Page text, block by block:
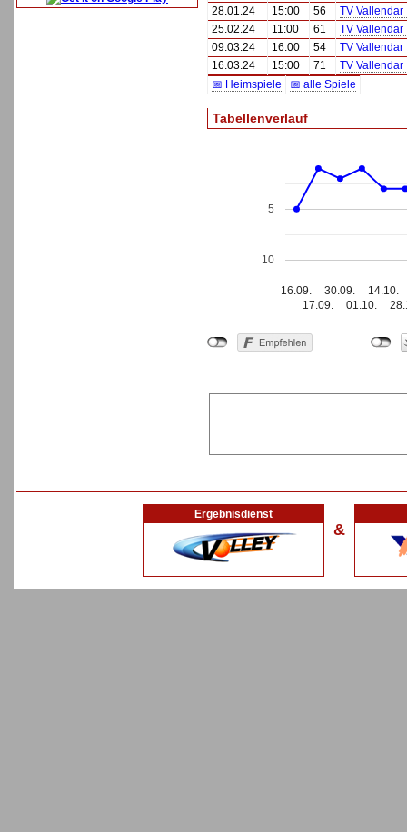
28.01.24
15:00 56
TV Vallendar
25.02.24
11:00 61
TV Vallendar
09.03.24
16:00 54
TV Vallendar
16.03.24
15:00 71
TV Vallendar
📅 Heimspiele
📅 alle Spiele
Tabellenverlauf
16.09.
17.09.
30.09.
01.10.
14.10.
5
10
Ergebnisdienst
&